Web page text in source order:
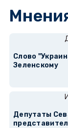
Слово
Зеленскому
Депутаты